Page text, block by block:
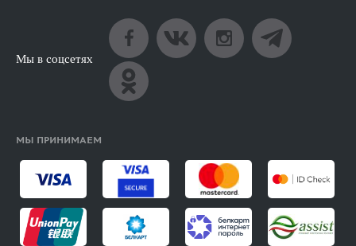
Мы в соцсетях
МЫ ПРИНИМАЕМ